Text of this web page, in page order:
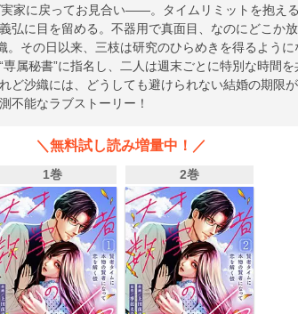
家に戻ってお見合い――。タイムリミットを抱え
弘に目を留める。不器用で真面目、なのにどこか
。その日以来、三枝は研究のひらめきを得るよう
専属秘書”に指名し、二人は週末ごとに特別な時間
ど沙織には、どうしても避けられない結婚の期
不能なラブストーリー！
＼無料試し読み増量中！／
1巻 2巻